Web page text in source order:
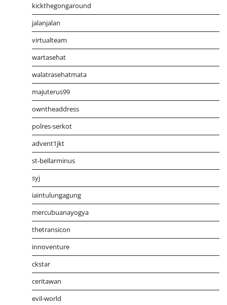
kickthegongaround
jalanjalan
virtualteam
wartasehat
walatrasehatmata
majuterus99
owntheaddress
polres-serkot
advent1jkt
st-bellarminus
syj
iaintulungagung
mercubuanayogya
thetransicon
innoventure
ckstar
ceritawan
evil-world